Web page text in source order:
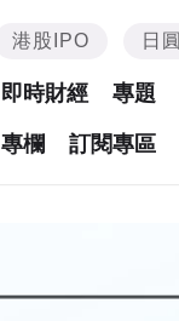
港股IPO 日圓
即時財經 專題
專欄 訂閱專區